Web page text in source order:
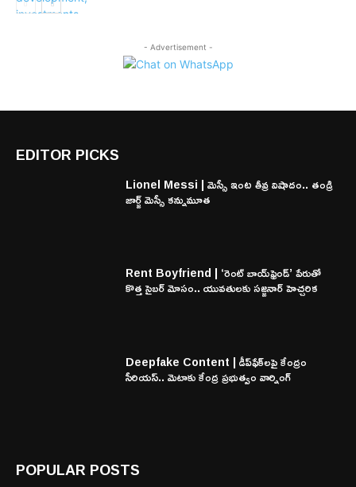
- Advertisement -
EDITOR PICKS
Lionel Messi | మెస్సీ ఇంట తీవ్ర విషాదం.. తండ్రి
జార్జ్ మెస్సీ కన్నుమూత
Rent Boyfriend | ‘రెంట్ బాయ్‌ఫ్రెండ్’ పేరుతో
కొత్త సైబర్ మోసం.. యువతులకు సజ్జనార్ హెచ్చరిక
Deepfake Content | డీప్‌ఫేక్‌లపై కేంద్రం
సీరియస్.. మెటాకు కేంద్ర ప్రభుత్వం వార్నింగ్
POPULAR POSTS